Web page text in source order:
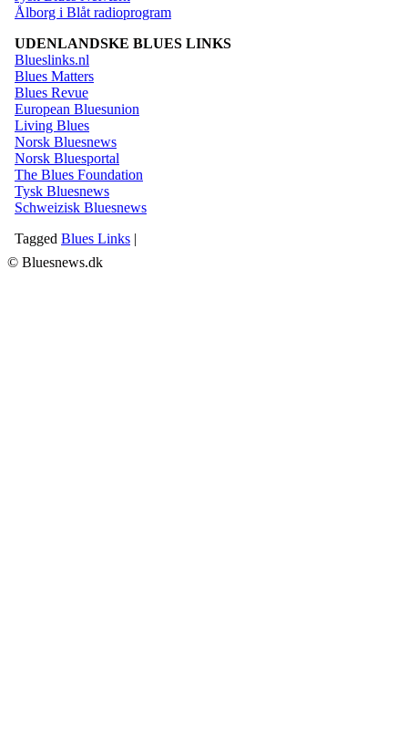
Ålborg i Blåt radioprogram
UDENLANDSKE BLUES LINKS
Blueslinks.nl
Blues Matters
Blues Revue
European Bluesunion
Living Blues
Norsk Bluesnews
Norsk Bluesportal
The Blues Foundation
Tysk Bluesnews
Schweizisk Bluesnews
Tagged Blues Links |
© Bluesnews.dk